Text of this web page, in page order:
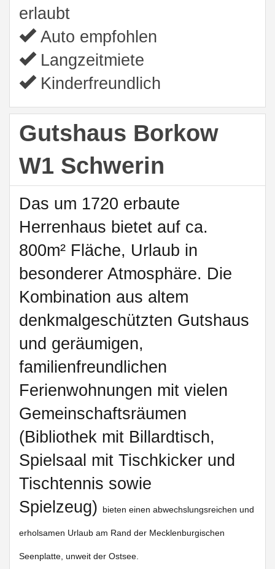
erlaubt
Auto empfohlen
Langzeitmiete
Kinderfreundlich
Gutshaus Borkow
W1 Schwerin
Das um 1720 erbaute
Herrenhaus bietet auf ca.
800m² Fläche, Urlaub in
besonderer Atmosphäre. Die
Kombination aus altem
denkmalgeschützten Gutshaus
und geräumigen,
familienfreundlichen
Ferienwohnungen mit vielen
Gemeinschaftsräumen
(Bibliothek mit Billardtisch,
Spielsaal mit Tischkicker und
Tischtennis sowie
Spielzeug)
bieten einen abwechslungsreichen und
erholsamen Urlaub am Rand der Mecklenburgischen
Seenplatte, unweit der Ostsee.